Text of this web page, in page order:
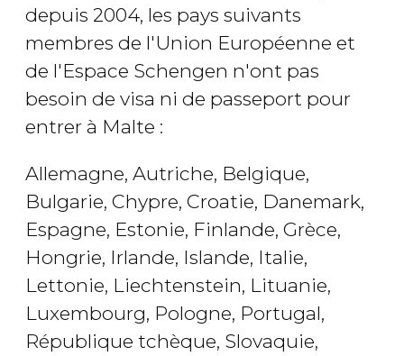
depuis 2004, les pays suivants
membres de l'Union Européenne et
de l'Espace Schengen n'ont pas
besoin de visa ni de passeport pour
entrer à Malte :
Allemagne, Autriche, Belgique,
Bulgarie, Chypre, Croatie, Danemark,
Espagne, Estonie, Finlande, Grèce,
Hongrie, Irlande, Islande, Italie,
Lettonie, Liechtenstein, Lituanie,
Luxembourg, Pologne, Portugal,
République tchèque, Slovaquie,